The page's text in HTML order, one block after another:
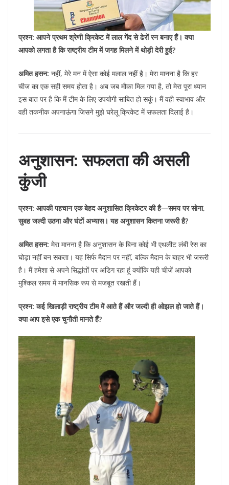
प्रश्न: आपने प्रथम श्रेणी क्रिकेट में लाल गेंद से ढेरों रन बनाए हैं। क्या
आपको लगता है कि राष्ट्रीय टीम में जगह मिलने में थोड़ी देरी हुई?
अमित हसन: नहीं, मेरे मन में ऐसा कोई मलाल नहीं है। मेरा मानना है कि हर
चीज का एक सही समय होता है। अब जब मौका मिल गया है, तो मेरा पूरा ध्यान
इस बात पर है कि मैं टीम के लिए उपयोगी साबित हो सकूं। मैं वही स्वाभाव और
वही तकनीक अपनाऊंगा जिसने मुझे घरेलू क्रिकेट में सफलता दिलाई है।
अनुशासन: सफलता की असली
कुंजी
प्रश्न: आपकी पहचान एक बेहद अनुशासित क्रिकेटर की है—समय पर सोना,
सुबह जल्दी उठना और घंटों अभ्यास। यह अनुशासन कितना जरूरी है?
अमित हसन: मेरा मानना है कि अनुशासन के बिना कोई भी एथलीट लंबी रेस का
घोड़ा नहीं बन सकता। यह सिर्फ मैदान पर नहीं, बल्कि मैदान के बाहर भी जरूरी
है। मैं हमेशा से अपने सिद्धांतों पर अडिग रहा हूं क्योंकि यही चीजें आपको
मुश्किल समय में मानसिक रूप से मजबूत रखती हैं।
प्रश्न: कई खिलाड़ी राष्ट्रीय टीम में आते हैं और जल्दी ही ओझल हो जाते हैं।
क्या आप इसे एक चुनौती मानते हैं?